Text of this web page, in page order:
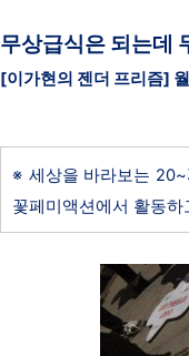
무상급식은 되는데
[이가현의 젠더 프리즘]
※ 세상을 바라보는
꽃페미액션에서 활동하